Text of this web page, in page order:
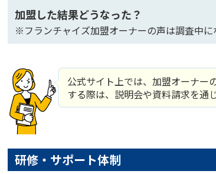
加盟した結果どうなった？
※フランチャイズ加盟オーナーの声は調査中に
公式サイト上では、加盟オーナー
する際は、説明会や資料請求を通
研修・サポート体制